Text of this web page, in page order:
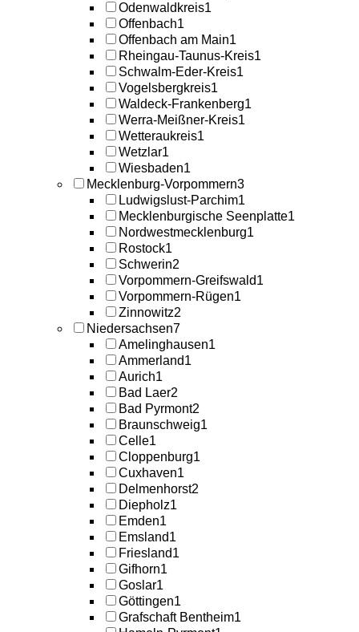
Odenwaldkreis1
Offenbach1
Offenbach am Main1
Rheingau-Taunus-Kreis1
Schwalm-Eder-Kreis1
Vogelsbergkreis1
Waldeck-Frankenberg1
Werra-Meißner-Kreis1
Wetteraukreis1
Wetzlar1
Wiesbaden1
Mecklenburg-Vorpommern3
Ludwigslust-Parchim1
Mecklenburgische Seenplatte1
Nordwestmecklenburg1
Rostock1
Schwerin2
Vorpommern-Greifswald1
Vorpommern-Rügen1
Zinnowitz2
Niedersachsen7
Amelinghausen1
Ammerland1
Aurich1
Bad Laer2
Bad Pyrmont2
Braunschweig1
Celle1
Cloppenburg1
Cuxhaven1
Delmenhorst2
Diepholz1
Emden1
Emsland1
Friesland1
Gifhorn1
Goslar1
Göttingen1
Grafschaft Bentheim1